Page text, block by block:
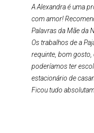
A Alexandra é uma
com amor!
Palavras da Mãe da
Os trabalhos de a
requinte, bom gosto,
poderíamos ter
estacionário de
Ficou tudo